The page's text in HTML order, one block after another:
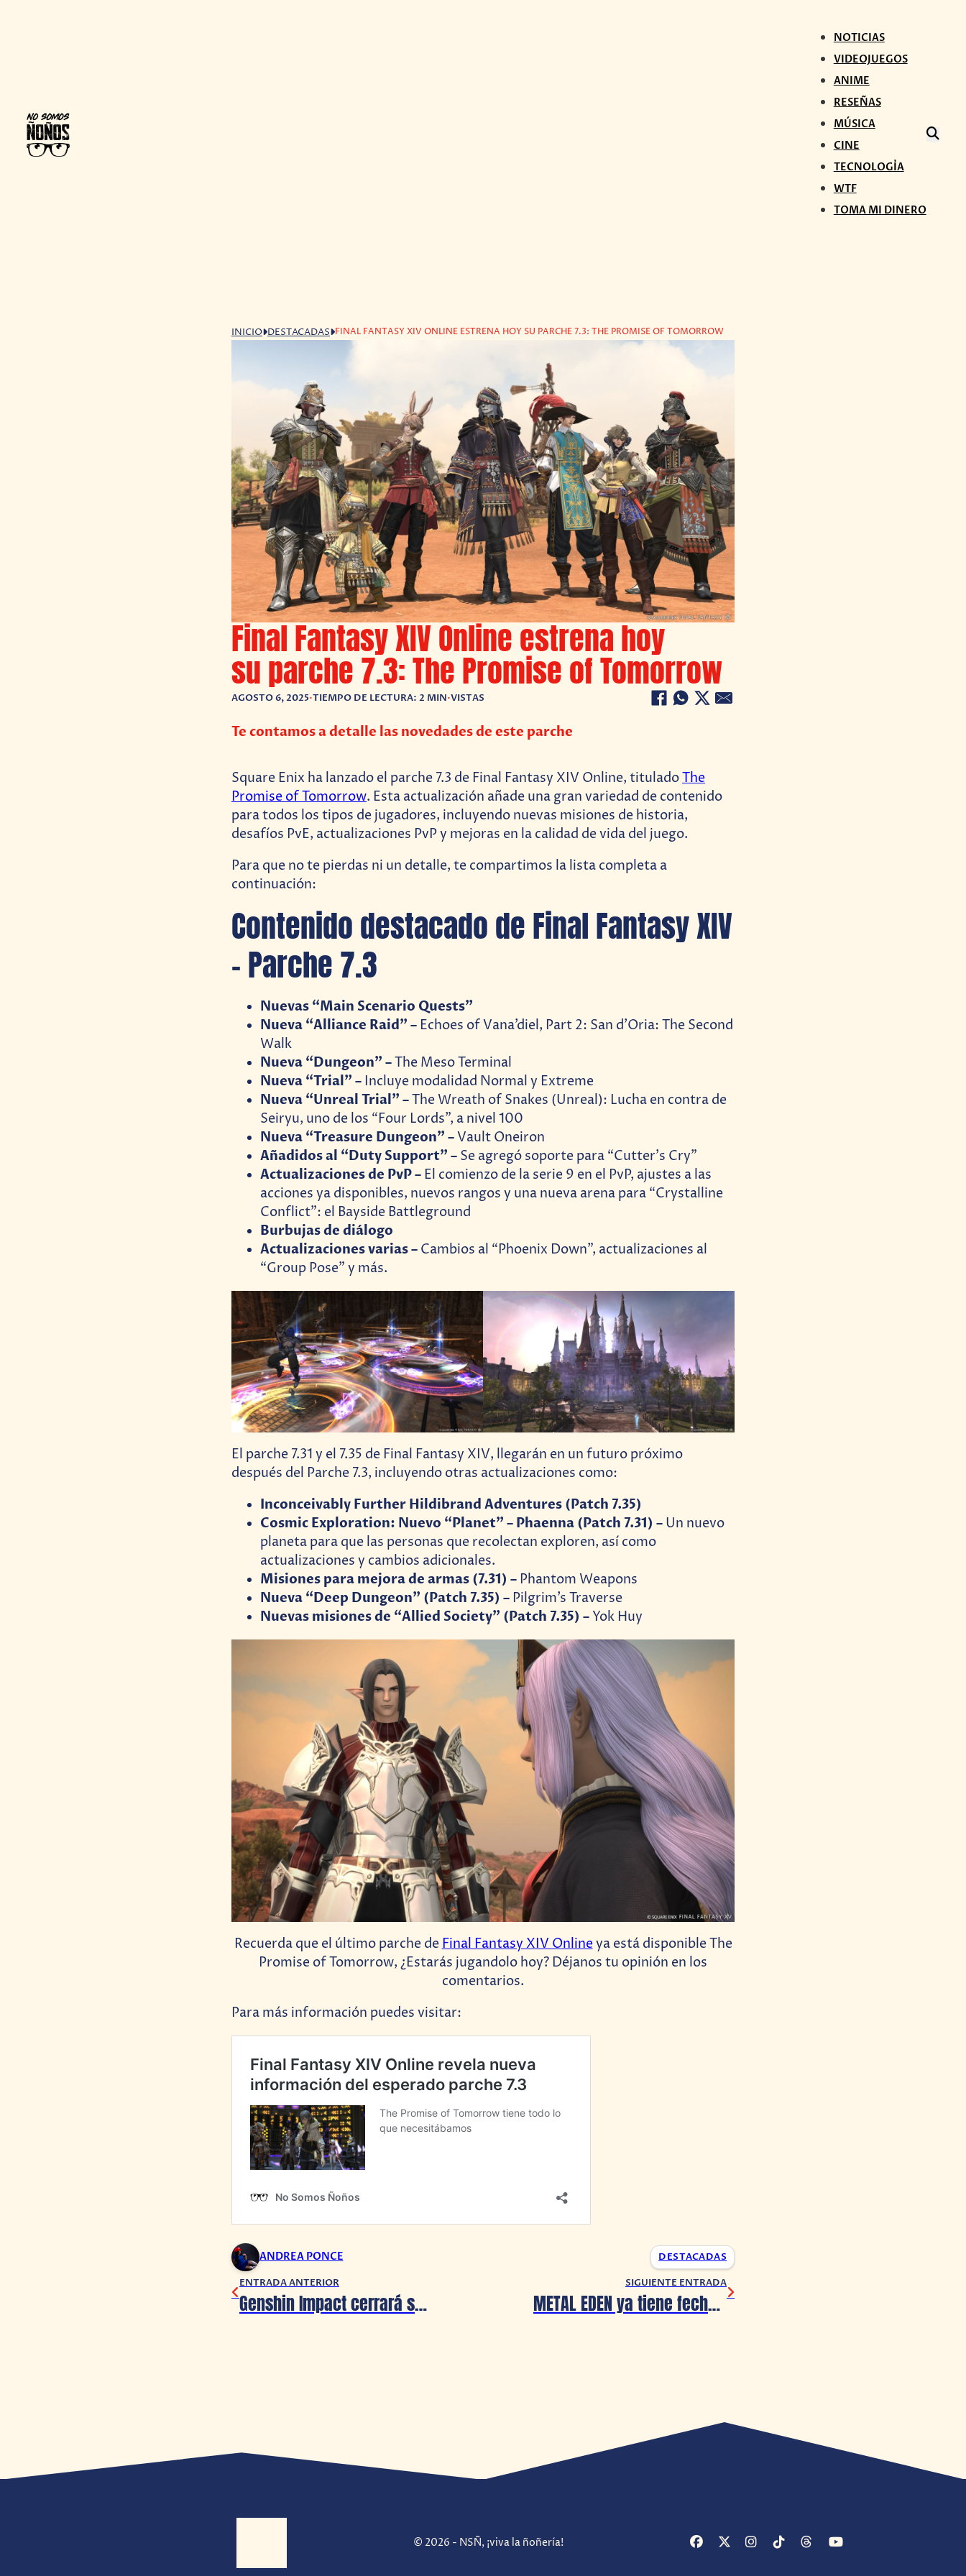
NOTICIAS
VIDEOJUEGOS
ANIME
RESEÑAS
MÚSICA
CINE
TECNOLOGÍA
WTF
TOMA MI DINERO
INICIO DESTACADAS FINAL FANTASY XIV ONLINE ESTRENA HOY SU PARCHE 7.3: THE PROMISE OF TOMORROW
Final Fantasy XIV Online estrena hoy
su parche 7.3: The Promise of Tomorrow
AGOSTO 6, 2025•TIEMPO DE LECTURA: 2 MIN•VISTAS
Te contamos a detalle las novedades de este parche
Square Enix ha lanzado el parche 7.3 de Final Fantasy XIV Online, tituladoThe
Promise of Tomorrow. Esta actualización añade una gran variedad de contenido
para todos los tipos de jugadores, incluyendo nuevas misiones de historia,
desafíos PvE, actualizaciones PvP y mejoras en la calidad de vida del juego.
Para que no te pierdas ni un detalle, te compartimos la lista completa a
continuación:
Contenido destacado de Final Fantasy XIV
– Parche 7.3
Nuevas “Main Scenario Quests”
Nueva “Alliance Raid” – Echoes of Vana’diel, Part 2: San d’Oria: The Second
Walk
Nueva “Dungeon” –The Meso Terminal
Nueva “Trial” – Incluye modalidad Normal y Extreme
Nueva “Unreal Trial” –The Wreath of Snakes (Unreal): Lucha en contra de
Seiryu, uno de los “Four Lords”, a nivel 100
Nueva “Treasure Dungeon” –Vault Oneiron
Añadidos al “Duty Support” – Se agregó soporte para “Cutter’s Cry”
Actualizaciones de PvP – El comienzo de la serie 9 en el PvP, ajustes a las
acciones ya disponibles, nuevos rangos y una nueva arena para “Crystalline
Conflict”: el Bayside Battleground
Burbujas de diálogo
Actualizaciones varias – Cambios al “Phoenix Down”, actualizaciones al
“Group Pose” y más.
El parche 7.31 y el 7.35 de Final Fantasy XIV, llegarán en un futuro próximo
después del Parche 7.3, incluyendo otras actualizaciones como:
Inconceivably Further Hildibrand Adventures (Patch 7.35)
Cosmic Exploration: Nuevo “Planet” – Phaenna (Patch 7.31) – Un nuevo
planeta para que las personas que recolectan exploren, así como
actualizaciones y cambios adicionales.
Misiones para mejora de armas (7.31) – Phantom Weapons
Nueva “Deep Dungeon” (Patch 7.35) – Pilgrim’s Traverse
Nuevas misiones de “Allied Society” (Patch 7.35) – Yok Huy
Recuerda que el último parche deFinal Fantasy XIV Onlineya está disponible The
Promise of Tomorrow, ¿Estarás jugandolo hoy? Déjanos tu opinión en los
comentarios.
Para más información puedes visitar:
ANDREA PONCE DESTACADAS
ENTRADA ANTERIOR
Genshin Impact cerrará servidores en PS4
SIGUIENTE ENTRADA
METAL EDEN ya tiene fecha de salida
© 2026 - NSÑ, ¡viva la ñoñería!